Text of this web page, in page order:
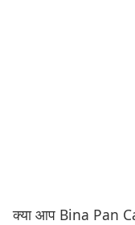
क्या आप Bina Pan